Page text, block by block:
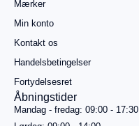
betaling
kurv
Mærker
Min konto
Kontakt os
Handelsbetingelser
Fortydelsesret
Åbningstider
Mandag - fredag: 09:00 - 17:30